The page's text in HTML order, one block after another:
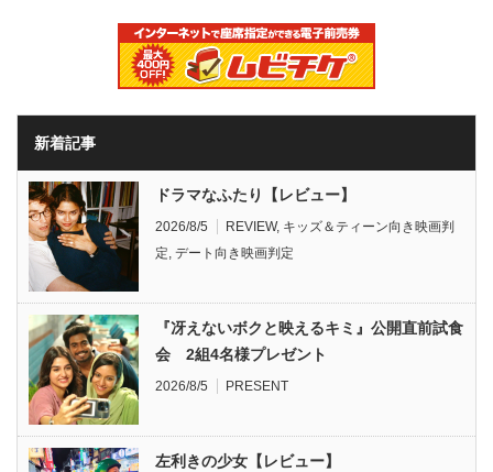
新着記事
ドラマなふたり【レビュー】
2026/8/5 REVIEW, キッズ＆ティーン向き映画判
定, デート向き映画判定
『冴えないボクと映えるキミ』公開直前試食
会 2組4名様プレゼント
2026/8/5 PRESENT
左利きの少女【レビュー】